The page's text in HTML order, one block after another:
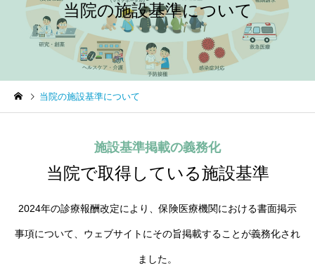
一般歯科
歯周病治療
当院の施設基準について
当院の施設基準について
施設基準掲載の義務化
当院で取得している施設基準
2024年の診療報酬改定により、保険医療機関における書面掲示
事項について、ウェブサイトにその旨掲載することが義務化され
ました。